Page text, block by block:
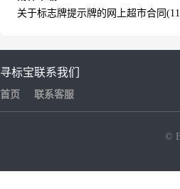
关于标志牌提示牌的网上超市合同
寻标宝
首页
联系我们
联系客服
©